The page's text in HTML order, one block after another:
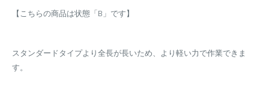
【こちらの商品は状態「B」です】
スタンダードタイプより全長が長いため、より軽い力で作業できま
す。